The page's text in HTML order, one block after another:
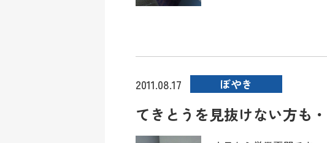
2011.08.17 ぼやき
てきとうを見抜けない方も・